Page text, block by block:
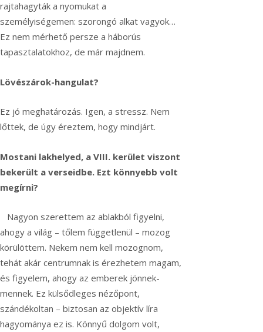
rajtahagyták a nyomukat a
személyiségemen: szorongó alkat vagyok…
Ez nem mérhető persze a háborús
tapasztalatokhoz, de már majdnem.
Lövészárok-hangulat?
Ez jó meghatározás. Igen, a stressz. Nem
lőttek, de úgy éreztem, hogy mindjárt.
Mostani lakhelyed, a VIII. kerület viszont
bekerült a verseidbe. Ezt könnyebb volt
megírni?
Nagyon szerettem az ablakból figyelni,
ahogy a világ – tőlem függetlenül – mozog
körülöttem. Nekem nem kell mozognom,
tehát akár centrumnak is érezhetem magam,
és figyelem, ahogy az emberek jönnek-
mennek. Ez külsődleges nézőpont,
szándékoltan – biztosan az objektív líra
hagyománya ez is. Könnyű dolgom volt,